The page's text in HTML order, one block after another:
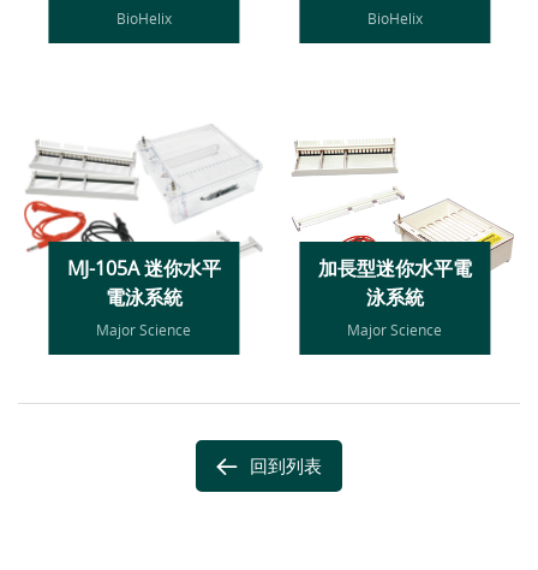
BioHelix BioHelix
MJ-105A 迷你水平
電泳系統
Major Science
加長型迷你水平電
泳系統
Major Science
回到列表